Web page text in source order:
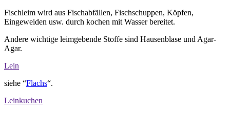
Fischleim wird aus Fischabfällen, Fischschuppen, Köpfen,
Eingeweiden usw. durch kochen mit Wasser bereitet.
Andere wichtige leimgebende Stoffe sind Hausenblase und Agar-
Agar.
Lein
siehe “Flachs“.
Leinkuchen